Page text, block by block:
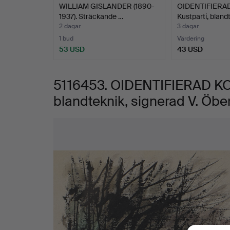
Öberg.
WILLIAM GISLANDER (1890-
1937). Sträckande …
2 dagar
1 bud
53 USD
Kustparti,
3 dagar
Värdering
43 USD
5116453. OIDENTIFIERAD
blandteknik, signerad V.